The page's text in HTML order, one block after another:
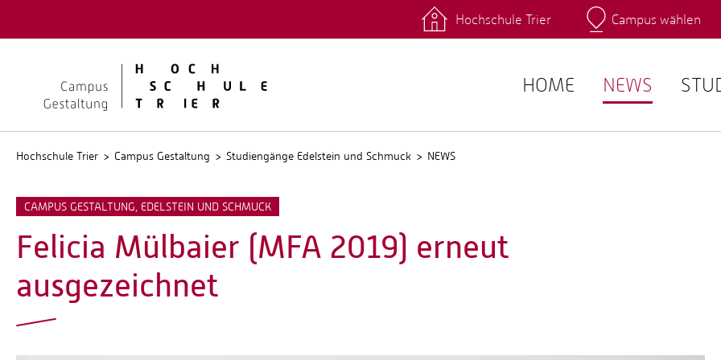
Kontakt Fachrichtungen Intranet
Hochschule Trier Campus wählen
HOME NEWS
Hochschule Trier Campus Gestaltung Studiengänge Edelstein und Schmuck NEWS
CAMPUS GESTALTUNG, EDELSTEIN UND SCHMUCK
Felicia Mülbaier (MFA 2019) erneut
ausgezeichnet